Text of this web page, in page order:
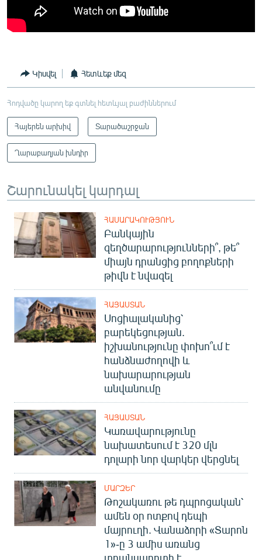
Կիսվել Հետևեք մեզ
Հոդվածը կարող եք գտնել հետևյալ բաժիններում
Հայերեն արխիվ Տարածաշրջան
Ղարաբաղյան խնդիր
Շարունակել կարդալ
ՀԱՍԱՐԱԿՈՒԹՅՈՒՆ
Բանկային
զեղծարարությունների՞, թե՞
միայն դրանցից բողոքների
թիվն է նվազել
ՀԱՅԱՍՏԱՆ
Սոցիալականից՝
բարեկեցության.
իշխանությունը փոխո՞ւմ է
հանձնաժողովի և
նախարարության
անվանումը
ՀԱՅԱՍՏԱՆ
Կառավարությունը
նախատեսում է 320 մլն
դոլարի նոր վարկեր վերցնել
ՄԱՐԶԵՐ
Թոշակառու թե դպրոցական՝
ամեն օր ոտքով դեպի
մայրուղի. Վանաձորի «Տարոն
1»-ը 3 ամիս առանց
տրանսպորտի է